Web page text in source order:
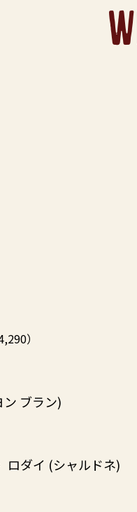
）
ブラン)
ロダイ (シャルドネ)